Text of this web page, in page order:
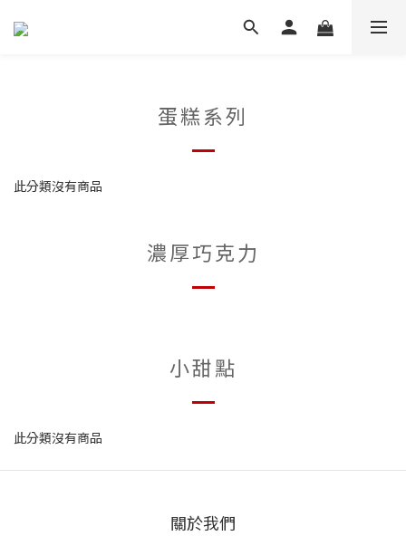
蛋糕系列
此分類沒有商品
濃厚巧克力
小甜點
此分類沒有商品
關於我們